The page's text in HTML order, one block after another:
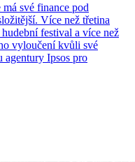
své finance pod
Více než třetina
festival a více než
vyloučení kvůli své
Ipsos pro